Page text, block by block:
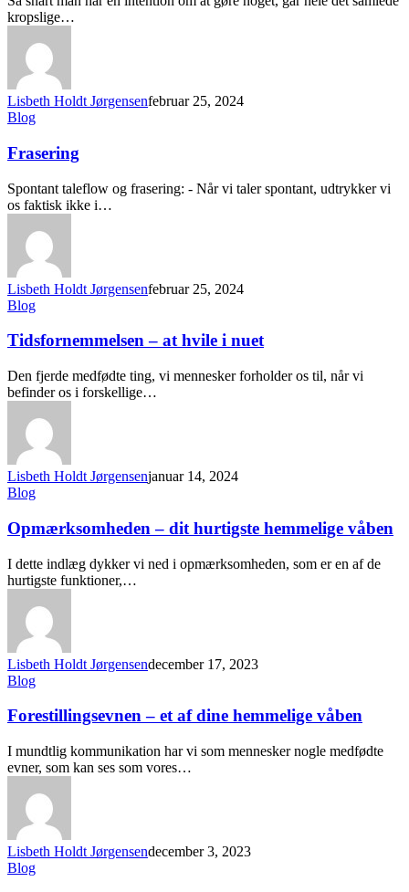
kropslige…
Lisbeth Holdt Jørgensenfebruar 25, 2024
Blog
Frasering
Spontant taleflow og frasering: - Når vi taler spontant, udtrykker vi
os faktisk ikke i…
Lisbeth Holdt Jørgensenfebruar 25, 2024
Blog
Tidsfornemmelsen – at hvile i nuet
Den fjerde medfødte ting, vi mennesker forholder os til, når vi
befinder os i forskellige…
Lisbeth Holdt Jørgensenjanuar 14, 2024
Blog
Opmærksomheden – dit hurtigste hemmelige våben
I dette indlæg dykker vi ned i opmærksomheden, som er en af de
hurtigste funktioner,…
Lisbeth Holdt Jørgensendecember 17, 2023
Blog
Forestillingsevnen – et af dine hemmelige våben
I mundtlig kommunikation har vi som mennesker nogle medfødte
evner, som kan ses som vores…
Lisbeth Holdt Jørgensendecember 3, 2023
Blog